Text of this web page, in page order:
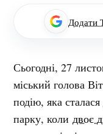
Додати
Сьогодні, 27
міський голова
подію, яка
парку, коли двоє